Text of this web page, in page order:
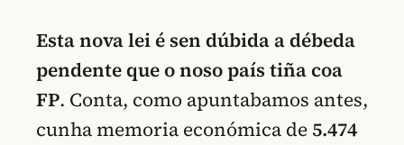
Esta nova lei é sen dúbida a débeda
pendente que o noso país tiña coa
FP. Conta, como apuntabamos antes,
cunha memoria económica de 5.474